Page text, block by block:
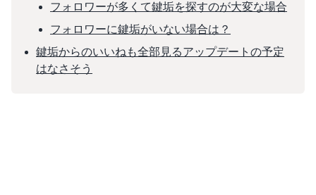
フォロワーが多くて鍵垢を探すのが大変な場合
フォロワーに鍵垢がいない場合は？
鍵垢からのいいねも全部見るアップデートの予定
はなさそう